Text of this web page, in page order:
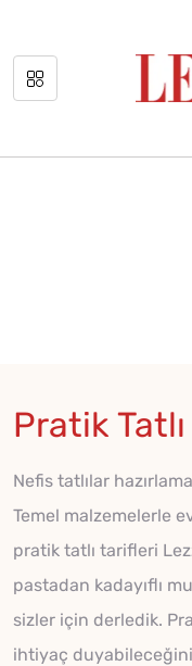
Pratik
Nefis tatlılar
Temel malzemelerle
pratik tatlı tarifleri
pastadan kadayıflı
sizler için derledik.
ihtiyaç